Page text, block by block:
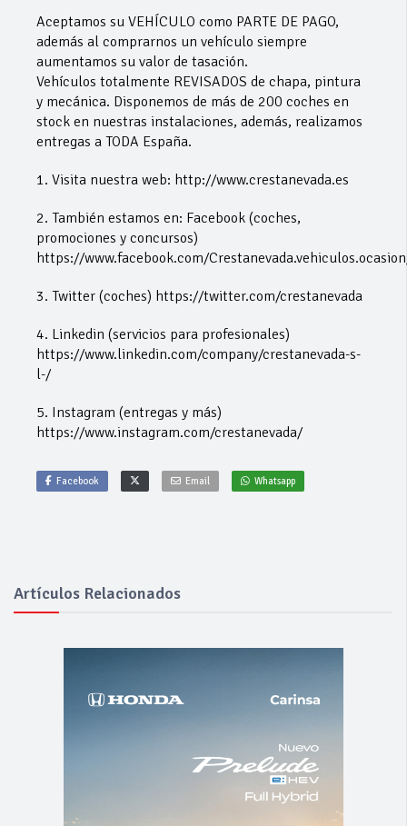
Aceptamos su VEHÍCULO como PARTE DE PAGO,
además al comprarnos un vehículo siempre
aumentamos su valor de tasación.
Vehículos totalmente REVISADOS de chapa, pintura
y mecánica. Disponemos de más de 200 coches en
stock en nuestras instalaciones, además, realizamos
entregas a TODA España.
1. Visita nuestra web: http://www.crestanevada.es
2. También estamos en: Facebook (coches,
promociones y concursos)
https://www.facebook.com/
3. Twitter (coches) https://twitter.com/crestanevada
4. Linkedin (servicios para profesionales)
https://www.linkedin.com/company/crestanevada-s-
l-/
5. Instagram (entregas y más)
https://www.instagram.com/crestanevada/
Facebook Email Whatsapp
Artículos Relacionados